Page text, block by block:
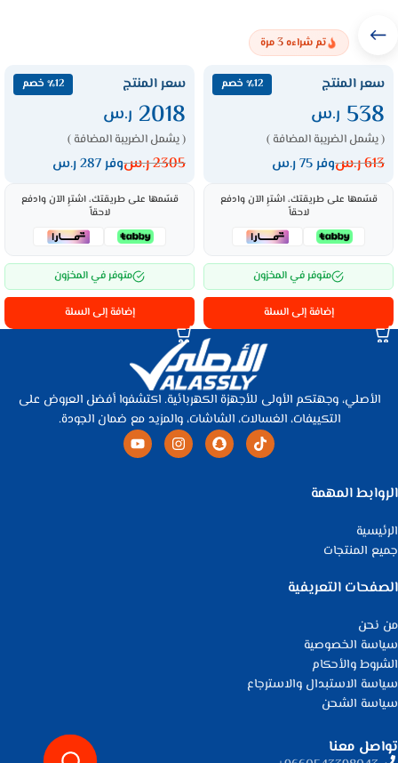
تم شراءه3مرة
سعر المنتج ٪12 خصم
538 ر.س
( يشمل الضريبة المضافة )
613ر.سوفر 75 ر.س
قسّمها على طريقتك، اشترِ الآن وادفع
لاحقاً
متوفر في المخزون
إضافة إلى السلة
سعر المنتج ٪12 خصم
2018 ر.س
( يشمل الضريبة المضافة )
2305ر.سوفر 287 ر.س
قسّمها على طريقتك، اشترِ الآن وادفع
لاحقاً
متوفر في المخزون
إضافة إلى السلة
الأصلي، وجهتكم الأولى للأجهزة الكهربائية. اكتشفوا أفضل العروض على
التكييفات، الغسالات، الشاشات، والمزيد مع ضمان الجودة.
الروابط المهمة
الرئيسية
جميع المنتجات
الصفحات التعريفية
من نحن
سياسة الخصوصية
الشروط والأحكام
سياسة الاستبدال والاسترجاع
سياسة الشحن
تواصل معنا